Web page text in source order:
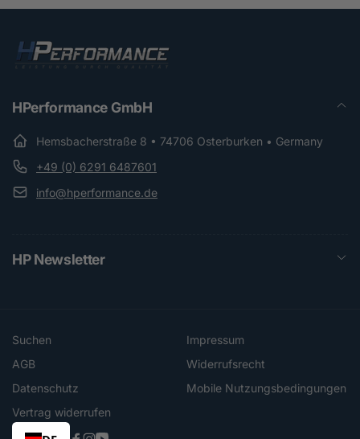
HPerformance GmbH
Hemsbacherstraße 8 • 74706 Osterburken • Germany
+49 (0) 6291 6487601
info@hperformance.de
HP Newsletter
Suchen
Impressum
AGB
Widerrufsrecht
Datenschutz
Mobile Nutzungsbedingungen
Vertrag widerrufen